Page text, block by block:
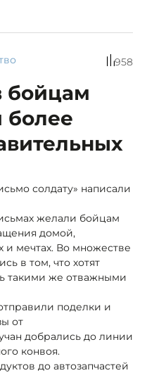
958
бойцам
более
солдату» написали
желали бойцам
домой,
и мечтах. Во множестве
в том, что хотят
такими же отважными
поделки и
от
добрались до линии
конвоя.
до автозапчастей